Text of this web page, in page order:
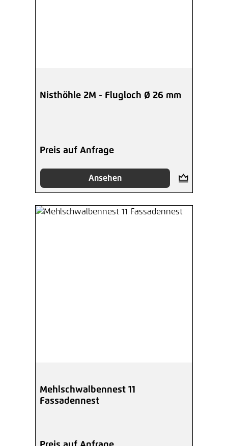
Nisthöhle 2M - Flugloch Ø 26 mm
Preis auf Anfrage
Ansehen
Mehlschwalbennest 11
Fassadennest